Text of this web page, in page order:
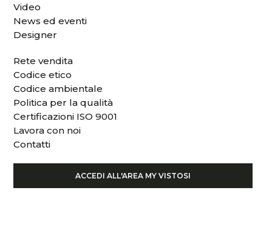
Video
News ed eventi
Designer
Rete vendita
Codice etico
Codice ambientale
Politica per la qualità
Certificazioni ISO 9001
Lavora con noi
Contatti
ACCEDI ALL'AREA MY VISTOSI